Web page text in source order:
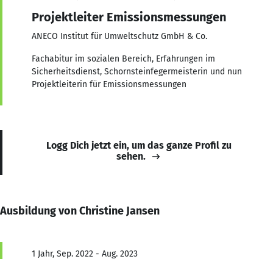
Projektleiter Emissionsmessungen
ANECO Institut für Umweltschutz GmbH & Co.
Fachabitur im sozialen Bereich, Erfahrungen im
Sicherheitsdienst, Schornsteinfegermeisterin und nun
Projektleiterin für Emissionsmessungen
Logg Dich jetzt ein, um das ganze Profil zu
sehen.
Ausbildung von Christine Jansen
1 Jahr, Sep. 2022 - Aug. 2023